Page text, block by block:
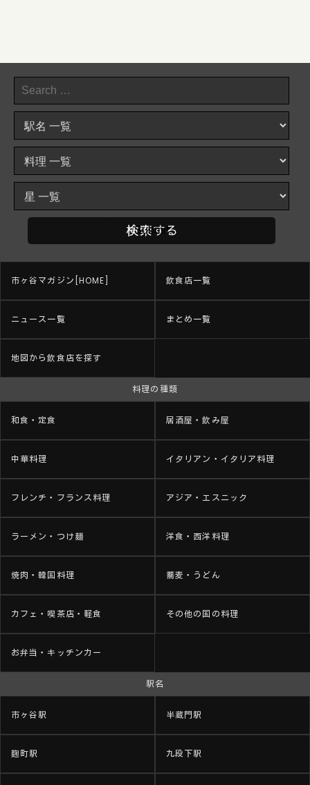
市ヶ谷マガジン[HOME] 飲食店一覧
ニュース一覧 まとめ一覧
地図から飲食店を探す
料理の種類
和食・定食 居酒屋・飲み屋
中華料理 イタリアン・イタリア料理
フレンチ・フランス料理 アジア・エスニック
ラーメン・つけ麺 洋食・西洋料理
焼肉・韓国料理 蕎麦・うどん
カフェ・喫茶店・軽食 その他の国の料理
お弁当・キッチンカー
駅名
市ヶ谷駅 半蔵門駅
麹町駅 九段下駅